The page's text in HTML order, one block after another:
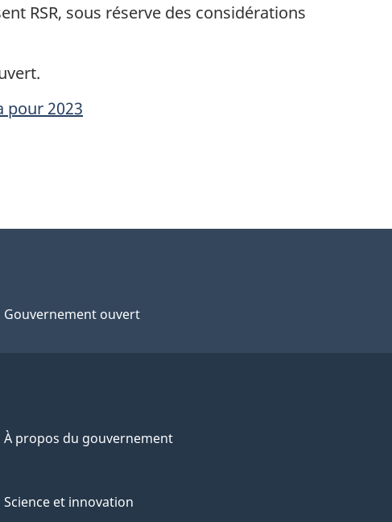
RSR, sous réserve des considérations
pour 2023
Gouvernement ouvert
À propos du gouvernement
Science et innovation